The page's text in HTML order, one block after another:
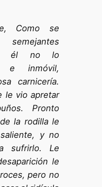
Como se
semejantes
él no lo
e inmóvil,
carnicería.
le vio apretar
Pronto
la rodilla le
y no
sufrirlo. Le
le
pero no